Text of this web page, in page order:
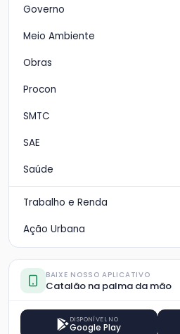
Governo
Meio Ambiente
Obras
Procon
SMTC
SAE
Saúde
Trabalho e Renda
Ação Urbana
BAIXE NOSSO APLICATIVO
Catalão na palma da mão
DISPONÍVEL NO
Google Play